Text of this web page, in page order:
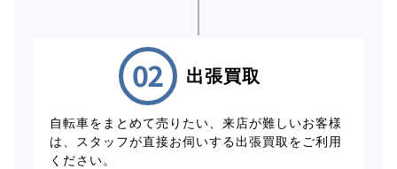
出張買取
自転車をまとめて売りたい、来店が難しいお客様
は、スタッフが直接お伺いする出張買取をご利用
ください。